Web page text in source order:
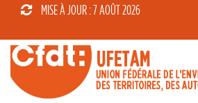
MISE À JOUR : 7 AOÛT 2026